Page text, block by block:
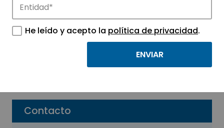
Contacto
ISOSCELES GLOBAL SL
INGENIERIA, CONSULTORIA Y ASESORIA
He leído y acepto la política de privacidad.